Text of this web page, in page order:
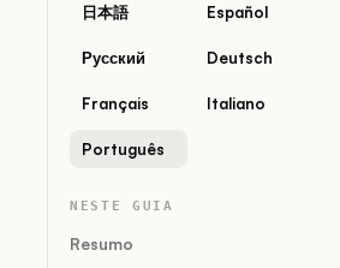
日本語 Español
Русский Deutsch
Français Italiano
Português
NESTE GUIA
Resumo